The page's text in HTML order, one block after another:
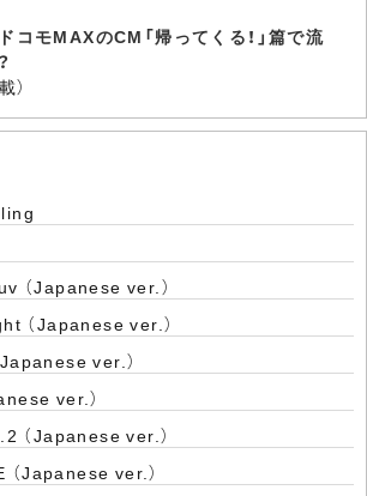
コモMAXのCM「帰ってくる！」篇で流
）
（Japanese ver.）
（Japanese ver.）
ver.）
ver.）
（Japanese ver.）
（Japanese ver.）